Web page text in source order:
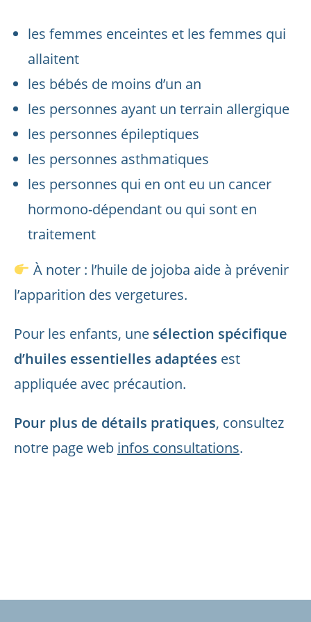
les femmes enceintes et les femmes qui
allaitent
les bébés de moins d’un an
les personnes ayant un terrain allergique
les personnes épileptiques
les personnes asthmatiques
les personnes qui en ont eu un cancer
hormono-dépendant ou qui sont en
traitement
À noter : l’huile de jojoba aide à prévenir
l’apparition des vergetures.
Pour les enfants, une sélection spécifique
d’huiles essentielles adaptées est
appliquée avec précaution.
Pour plus de détails pratiques, consultez
notre page web infos consultations.